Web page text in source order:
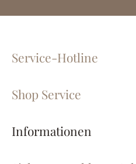
Service-Hotline
Shop Service
Informationen